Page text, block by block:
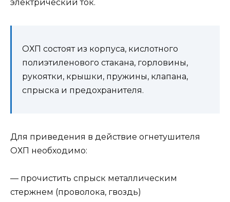
электрический ток.
ОХП состоят из корпуса, кислотного
полиэтиленового стакана, горловины,
рукоятки, крышки, пружины, клапана,
спрыска и предохранителя.
Для приведения в действие огнетушителя
ОХП необходимо:
— прочистить спрыск металлическим
стержнем (проволока, гвоздь)